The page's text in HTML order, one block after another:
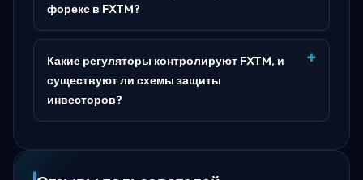
форекс в FXTM?
Какие регуляторы контролируют FXTM, и
существуют ли схемы защиты
инвесторов?